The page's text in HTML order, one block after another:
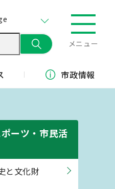
メニュー
市政情報
ーツ・市民活
と文化財